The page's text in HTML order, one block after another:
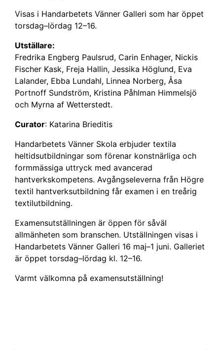
Visas i Handarbetets Vänner Galleri som har öppet
torsdag–lördag 12–16.
Utställare:
Fredrika Engberg Paulsrud, Carin Enhager, Nickis
Fischer Kask, Freja Hallin, Jessika Höglund, Eva
Lalander, Ebba Lundahl, Linnea Norberg, Åsa
Portnoff Sundström, Kristina Påhlman Himmelsjö
och Myrna af Wetterstedt.
Curator: Katarina Brieditis
Handarbetets Vänner Skola erbjuder textila
heltidsutbildningar som förenar konstnärliga och
formmässiga uttryck med avancerad
hantverkskompetens. Avgångseleverna från Högre
textil hantverksutbildning får examen i en treårig
textilutbildning.
Examensutställningen är öppen för såväl
allmänheten som branschen. Utställningen visas i
Handarbetets Vänner Galleri 16 maj–1 juni. Galleriet
är öppet torsdag–lördag kl. 12–16.
Varmt välkomna på examensutställning!